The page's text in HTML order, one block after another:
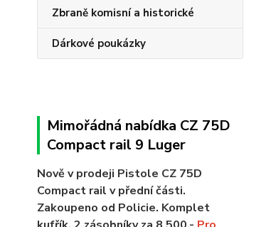
Zbraně komisní a historické
Dárkové poukázky
Mimořádná nabídka CZ 75D
Compact rail 9 Luger
Nově v prodeji Pistole CZ 75D
Compact rail v přední části.
Zakoupeno od Policie. Komplet